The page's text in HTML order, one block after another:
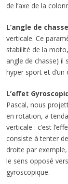
de l’axe de la
L’angle de chasse
verticale. Ce
stabilité de la
angle de chasse) il
hyper sport et d’un
L’effet
Pascal, nous
en rotation, a
verticale : c’est
consiste à tenter
droite par
le sens opposé
gyroscopique.